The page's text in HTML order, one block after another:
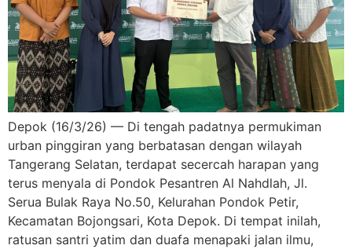
Depok (16/3/26) — Di tengah padatnya permukiman
urban pinggiran yang berbatasan dengan wilayah
Tangerang Selatan, terdapat secercah harapan yang
terus menyala di Pondok Pesantren Al Nahdlah, Jl.
Serua Bulak Raya No.50, Kelurahan Pondok Petir,
Kecamatan Bojongsari, Kota Depok. Di tempat inilah,
ratusan santri yatim dan duafa menapaki jalan ilmu,